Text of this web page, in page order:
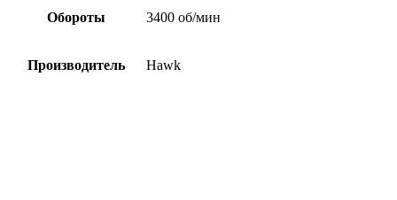
Обороты 3400 об/мин
Производитель Hawk